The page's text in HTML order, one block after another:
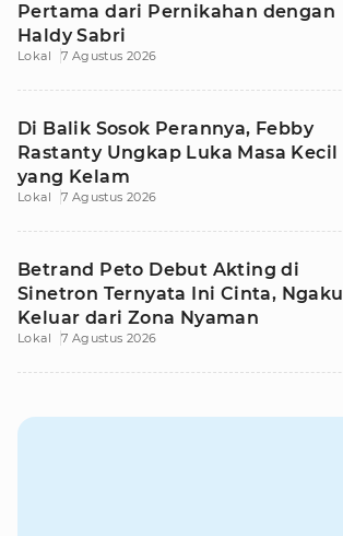
Pertama dari Pernikahan dengan
Haldy Sabri
Lokal 7 Agustus 2026
Di Balik Sosok Perannya, Febby
Rastanty Ungkap Luka Masa Kecil
yang Kelam
Lokal 7 Agustus 2026
Betrand Peto Debut Akting di
Sinetron Ternyata Ini Cinta, Ngaku
Keluar dari Zona Nyaman
Lokal 7 Agustus 2026